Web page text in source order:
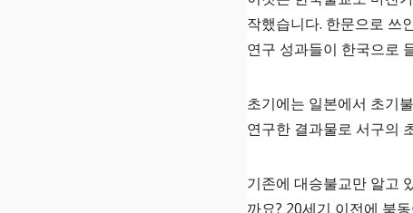
작했습니다. 한문으로 쓰
연구 성과들이 한국으로
초기에는 일본에서 초기
연구한 결과물로 서구의
기존에 대승불교만 알고
까요? 20세기 이전에 북